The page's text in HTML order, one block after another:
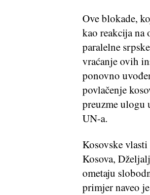
Ove blokade,
kao reakcija na
paralelne
vraćanje ovih
ponovno
povlačenje
preuzme ulogu
UN-a.
Kosovske
Kosova,
ometaju
primjer naveo